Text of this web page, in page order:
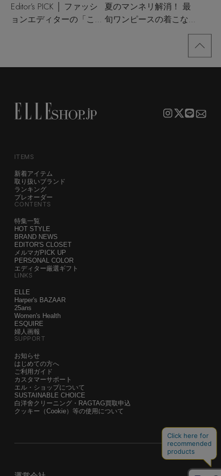
Editor’s PICK │ ファッシ
ョンエディターの「これ
夏のマンネリ解消！ 最
旬ワンピースの着こなし
ITEMS
新着アイテム
取り扱いブランド
ランキング
プレオーダー
CONTENTS
特集一覧
HOT STYLE
BRAND NEWS
EDITOR'S CLOSET
メルマガPICK UP
PERSONAL COLOR
エディター厳選ギフト
LINKS
ELLE
Harper's BAZAAR
25ans
Women's Health
ESQUIRE
婦人画報
SUPPORT
お知らせ
はじめての方へ
ご利用ガイド
カスタマーサポート
エル・ショップについて
SUSTAINABLE CHOICE
白洋舍クリーニング・RAGTAG買取申込
クッキー（Cookie）等の使用について